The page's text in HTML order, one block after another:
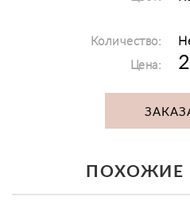
Количество:
Цена:
ПОХОЖИЕ